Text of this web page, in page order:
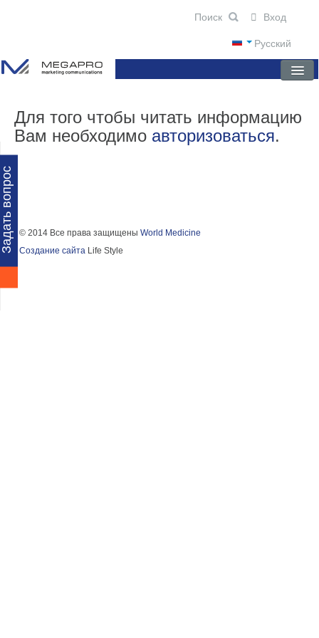
вопрос
Русский
Вход
ГЛАВНАЯ
О КОМПАНИИ
ПАРТНЕРЫ
Для того чтобы читать информацию
Вам необходимо авторизоваться.
© 2014 Все права защищеныWorld Medicine
Создание сайта Life Style